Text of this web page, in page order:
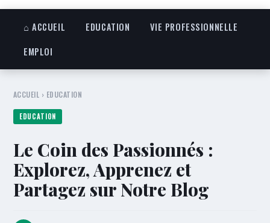
⌂ ACCUEIL EDUCATION
VIE PROFESSIONNELLE
EMPLOI
ACCUEIL › EDUCATION
EDUCATION
Le Coin des Passionnés :
Explorez, Apprenez et
Partagez sur Notre Blog